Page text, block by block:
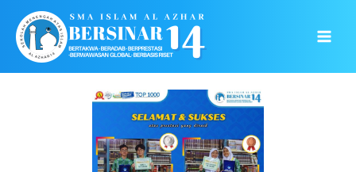
content